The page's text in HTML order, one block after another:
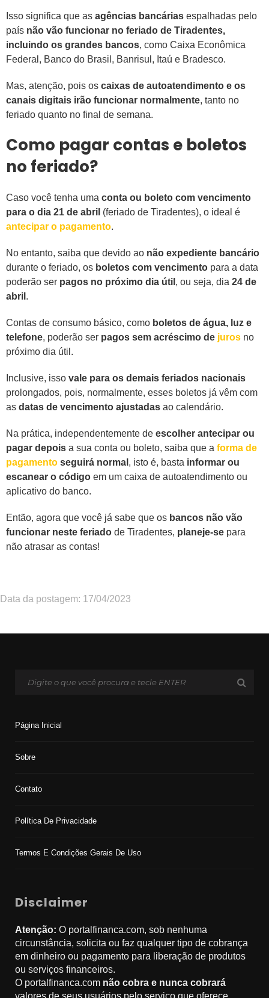
Isso significa que as agências bancárias espalhadas pelo
país não vão funcionar no feriado de Tiradentes,
incluindo os grandes bancos, como Caixa Econômica
Federal, Banco do Brasil, Banrisul, Itaú e Bradesco.
Mas, atenção, pois os caixas de autoatendimento e os
canais digitais irão funcionar normalmente, tanto no
feriado quanto no final de semana.
Como pagar contas e boletos
no feriado?
Caso você tenha uma conta ou boleto com vencimento
para o dia 21 de abril (feriado de Tiradentes), o ideal é
antecipar o pagamento.
No entanto, saiba que devido ao não expediente bancário
durante o feriado, os boletos com vencimento para a data
poderão ser pagos no próximo dia útil , ou seja, dia 24 de
abril .
Contas de consumo básico, como boletos de água, luz e
telefone, poderão ser pagos sem acréscimo de juros no
próximo dia útil.
Inclusive, isso vale para os demais feriados nacionais
prolongados, pois, normalmente, esses boletos já vêm com
as datas de vencimento ajustadas ao calendário.
Na prática, independentemente de escolher antecipar ou
pagar depois a sua conta ou boleto, saiba que a forma de
pagamento seguirá normal , isto é, basta informar ou
escanear o código em um caixa de autoatendimento ou
aplicativo do banco.
Então, agora que você já sabe que os bancos não vão
funcionar neste feriado de Tiradentes, planeje-se para
não atrasar as contas!
Data da postagem: 17/04/2023
Página Inicial
Sobre
Contato
Política De Privacidade
Termos E Condições Gerais De Uso
Disclaimer
Atenção: O portalfinanca.com, sob nenhuma
circunstância, solicita ou faz qualquer tipo de cobrança
em dinheiro ou pagamento para liberação de produtos
ou serviços financeiros.
O portalfinanca.com não cobra e nunca cobrará
valores de seus usuários pelo serviço que oferece.